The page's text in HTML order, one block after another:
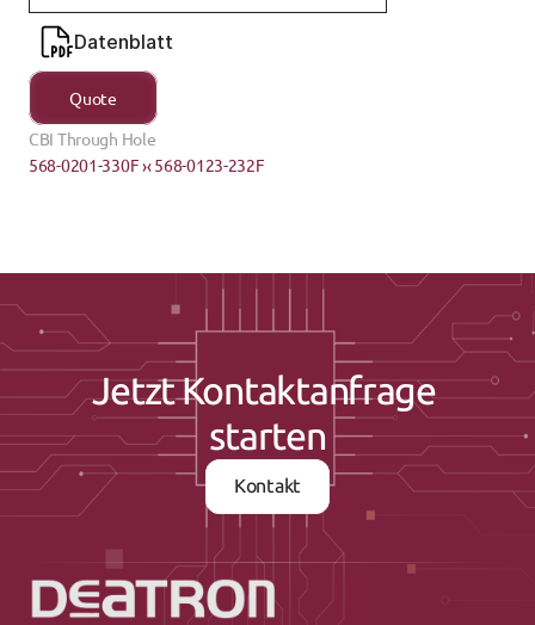
Datenblatt
Quote
CBI Through Hole
568-0201-330F ›‹ 568-0123-232F
Jetzt Kontaktanfrage
starten
Kontakt